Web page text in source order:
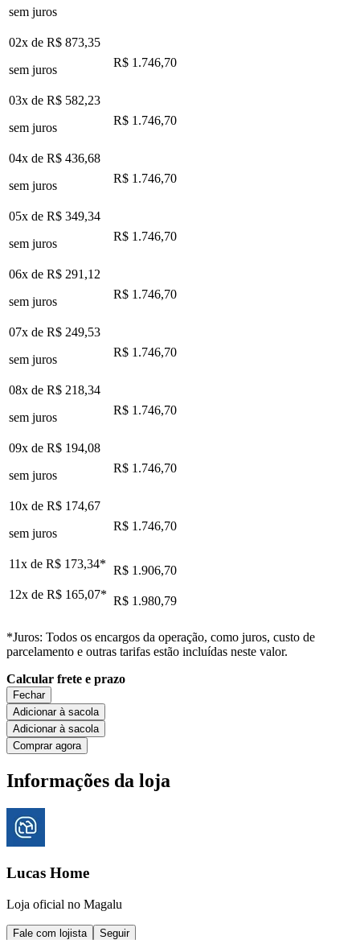
sem juros
02x de R$ 873,35
sem juros
R$ 1.746,70
03x de R$ 582,23
sem juros
R$ 1.746,70
04x de R$ 436,68
sem juros
R$ 1.746,70
05x de R$ 349,34
sem juros
R$ 1.746,70
06x de R$ 291,12
sem juros
R$ 1.746,70
07x de R$ 249,53
sem juros
R$ 1.746,70
08x de R$ 218,34
sem juros
R$ 1.746,70
09x de R$ 194,08
sem juros
R$ 1.746,70
10x de R$ 174,67
sem juros
R$ 1.746,70
11x de R$ 173,34* R$ 1.906,70
12x de R$ 165,07* R$ 1.980,79
*Juros: Todos os encargos da operação, como juros, custo de
parcelamento e outras tarifas estão incluídas neste valor.
Calcular frete e prazo
Fechar
Adicionar à sacola
Adicionar à sacola
Comprar agora
Informações da loja
Lucas Home
Loja oficial no Magalu
Fale com lojista Seguir